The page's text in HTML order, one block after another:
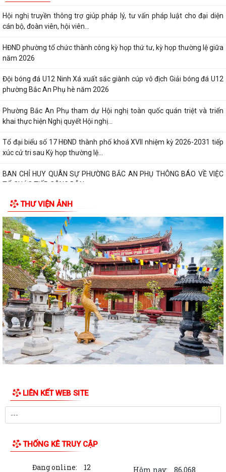
Hội nghị truyền thông trợ giúp pháp lý, tư vấn pháp luật cho đại diện
cán bộ, đoàn viên, hội viên...
HĐND phường tổ chức thành công kỳ họp thứ tư, kỳ họp thường lệ giữa
năm 2026
Đội bóng đá U12 Ninh Xá xuất sắc giành cúp vô địch Giải bóng đá U12
phường Bắc An Phụ hè năm 2026
Phường Bắc An Phụ tham dự Hội nghị toàn quốc quán triệt và triển
khai thực hiện Nghị quyết Hội nghị...
Tổ đại biểu số 17 HĐND thành phố khoá XVII nhiệm kỳ 2026-2031 tiếp
xúc cử tri sau Kỳ họp thường lệ...
BAN CHỈ HUY QUÂN SỰ PHƯỜNG BẮC AN PHỤ THÔNG BÁO VỀ VIỆC
TỔ CHỨC TIẾP CÔNG DÂN
Đảng ủy, HĐND, UBND, Ủy ban MTTQ Việt Nam phường và Nhân dân
phường Bắc An Phụ tri ân các Anh hùng...
Kỷ niệm 79 năm ngày Thương binh - Liệt sĩ (27/7/1947 - 27/7/2026):
Khắc ghi công lao, tiếp nối đạo...
Phường Bắc An Phụ tổ chức trang trọng Lễ cầu siêu, Lễ dâng hương,
thắp nến tri ân các Anh hùng liệt...
THÔNG BÁO: Về việc Tổ chức Lễ cầu siêu và Lễ dâng hương, thắp nến
tri ân kỷ niệm 79 năm ngày Thương...
Các đồng chí lãnh đạo UBND phường kiểm tra, chỉ đạo các Tổ dân phố
tập trung triển khai các dự án...
Nhân dân Tổ dân phố Kim Lôi, phường Bắc An Phụ tự nguyện hiến đất
Đại hội Hội truyền thống Trường Sơn – Đường Hồ Chí Minh phường Bắc
An Phụ lần thứ I nhiệm kỳ...
công với cách mạng
Nhân dân dịp kỷ niệm 79 năm Ngày...
THƯ VIỆN ẢNH
LIÊN KẾT WEB SITE
THỐNG KÊ TRUY CẬP
Đang online: 12 Hôm nay: 86,068